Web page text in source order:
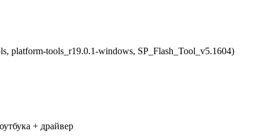
platform-tools_r19.0.1-windows, SP_Flash_Tool_v5.1604)
+ драйвер